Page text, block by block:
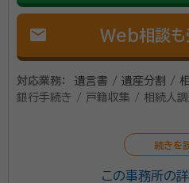
mail Web相談も
対応業務：
遺言書 / 遺産分割 /
銀行手続き / 戸籍収集 / 相続人調
この事務所の